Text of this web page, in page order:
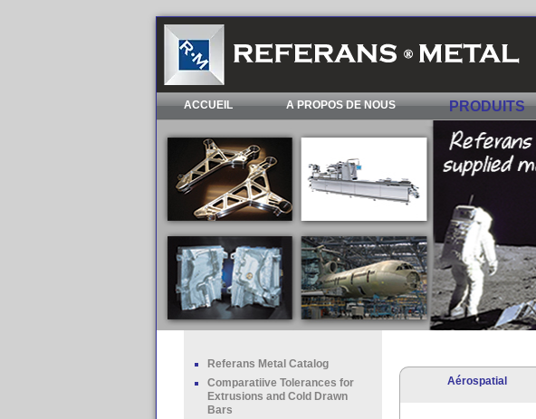
ACCUEIL A PROPOS DE NOUS PRODUITS
Referans Metal Catalog
Comparatiive Tolerances for
Extrusions and Cold Drawn
Bars
Aérospatial